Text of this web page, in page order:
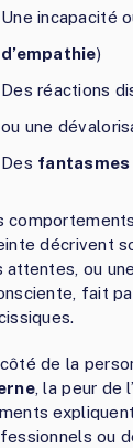
Une incapacité
d’empathie)
Des réactions
ou une
Des
décrivent
attentes, ou
fait
de la
, la peur de
ou